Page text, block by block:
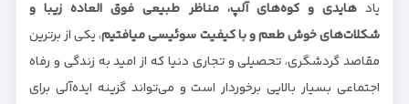
یادهایدی و کوه‌های آلپ، مناظر طبیعی فوق العاده زیبا و
شکلات‌های خوش طعم و با کیفیت سوئیسی میافتیم، یکی از برترین
مقاصد گردشگری، تحصیلی و تجاری دنیا که از امید به زندگی و رفاه
اجتماعی بسیار بالایی برخوردار است و می‌تواند گزینه ایده‌آلی برای